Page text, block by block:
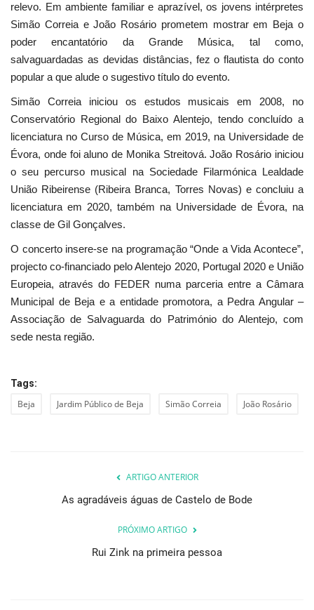
relevo. Em ambiente familiar e aprazível, os jovens intérpretes
Simão Correia e João Rosário prometem mostrar em Beja o
poder encantatório da Grande Música, tal como,
salvaguardadas as devidas distâncias, fez o flautista do conto
popular a que alude o sugestivo título do evento.
Simão Correia iniciou os estudos musicais em 2008, no
Conservatório Regional do Baixo Alentejo, tendo concluído a
licenciatura no Curso de Música, em 2019, na Universidade de
Évora, onde foi aluno de Monika Streitová. João Rosário iniciou
o seu percurso musical na Sociedade Filarmónica Lealdade
União Ribeirense (Ribeira Branca, Torres Novas) e concluiu a
licenciatura em 2020, também na Universidade de Évora, na
classe de Gil Gonçalves.
O concerto insere-se na programação “Onde a Vida Acontece”,
projecto co-financiado pelo Alentejo 2020, Portugal 2020 e União
Europeia, através do FEDER numa parceria entre a Câmara
Municipal de Beja e a entidade promotora, a Pedra Angular –
Associação de Salvaguarda do Património do Alentejo, com
sede nesta região.
Tags:
Beja Jardim Público de Beja Simão Correia João Rosário
ARTIGO ANTERIOR
As agradáveis águas de Castelo de Bode
PRÓXIMO ARTIGO
Rui Zink na primeira pessoa